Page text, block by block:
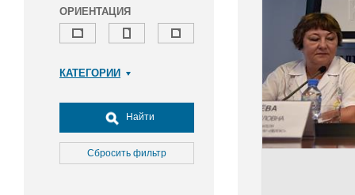
ОРИЕНТАЦИЯ
КАТЕГОРИИ
Досуг, туризм и отдых
Культура
Медицина
Найти
Сбросить фильтр